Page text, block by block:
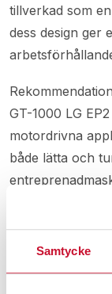
Samtycke
tillverkad som
dess design ger
GT-1000 LG
motordrivna
både lätta och
skogsmaskiner.